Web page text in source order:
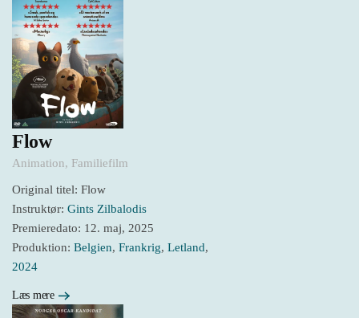
Flow
Animation, Familiefilm
Original titel: Flow
Instruktør: Gints Zilbalodis
Premieredato: 12. maj, 2025
Produktion: Belgien, Frankrig, Letland,
2024
Læs mere